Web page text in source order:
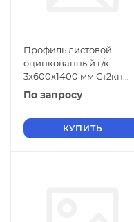
Профиль листовой
оцинкованный г/к
3х600х1400 мм Ст2кп
ГОСТ 9234-74
По запросу
КУПИТЬ